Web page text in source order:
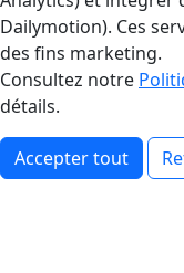
Dailymotion). Ces
des fins marketing.
Consultez notre
détails.
Accepter tout